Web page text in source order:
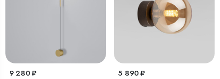
9 280 ₽ 5 890 ₽